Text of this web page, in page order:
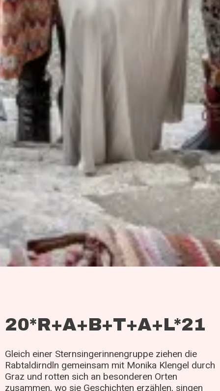
20*R+A+B+T+A+L*21
Gleich einer Sternsingerinnengruppe ziehen die
Rabtaldirndln gemeinsam mit Monika Klengel durch
Graz und rotten sich an besonderen Orten
zusammen, wo sie Geschichten erzählen, singen